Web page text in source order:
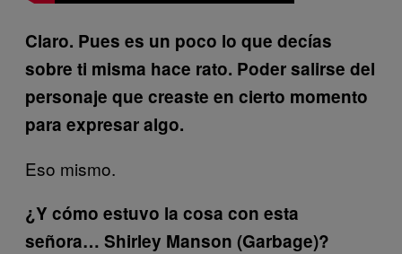
Claro. Pues es un poco lo que decías
sobre ti misma hace rato. Poder salirse del
personaje que creaste en cierto momento
para expresar algo.
Eso mismo.
¿Y cómo estuvo la cosa con esta
señora… Shirley Manson (Garbage)?